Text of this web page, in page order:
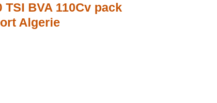
TSI BVA 110Cv pack
Algerie